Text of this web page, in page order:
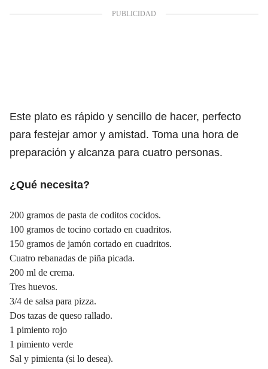
Este plato es rápido y sencillo de hacer, perfecto
para festejar amor y amistad. Toma una hora de
preparación y alcanza para cuatro personas.
¿Qué necesita?
200 gramos de pasta de coditos cocidos.
100 gramos de tocino cortado en cuadritos.
150 gramos de jamón cortado en cuadritos.
Cuatro rebanadas de piña picada.
200 ml de crema.
Tres huevos.
3/4 de salsa para pizza.
Dos tazas de queso rallado.
1 pimiento rojo
1 pimiento verde
Sal y pimienta (si lo desea).